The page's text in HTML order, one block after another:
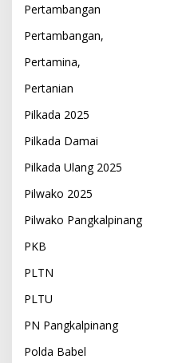
Pertambangan
Pertambangan,
Pertamina,
Pertanian
Pilkada 2025
Pilkada Damai
Pilkada Ulang 2025
Pilwako 2025
Pilwako Pangkalpinang
PKB
PLTN
PLTU
PN Pangkalpinang
Polda Babel